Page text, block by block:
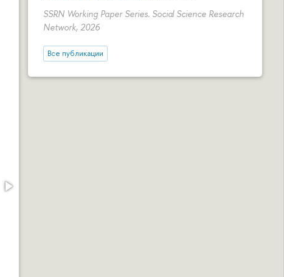
SSRN Working Paper Series. Social Science Research
Network, 2026
Все публикации